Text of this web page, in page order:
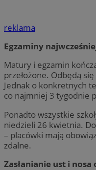
reklama
Egzaminy
Matury i egzamin
przełożone. Odbędą
Jednak o konkretnych
co najmniej 3 tygodnie
Ponadto wszystkie
niedzieli 26 kwietnia.
– placówki mają
zdalne.
Zasłanianie ust i